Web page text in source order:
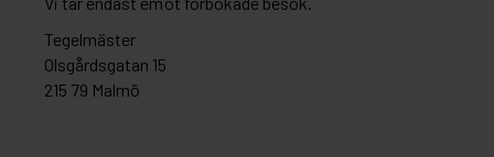
Tegelmäster
Olsgårdsgatan 15
215 79 Malmö